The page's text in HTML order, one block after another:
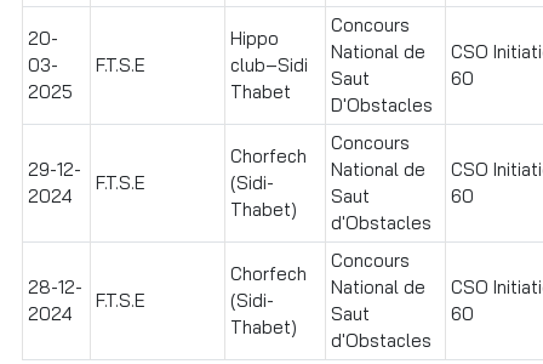
20-
03-
2025
F.T.S.E
Hippo
club–Sidi
Thabet
Concours
National de
Saut
D'Obstacles
CSO
60
29-12-
2024
F.T.S.E
Chorfech
(Sidi-
Thabet)
Concours
National de
Saut
d'Obstacles
CSO
60
28-12-
2024
F.T.S.E
Chorfech
(Sidi-
Thabet)
Concours
National de
Saut
d'Obstacles
CSO
60